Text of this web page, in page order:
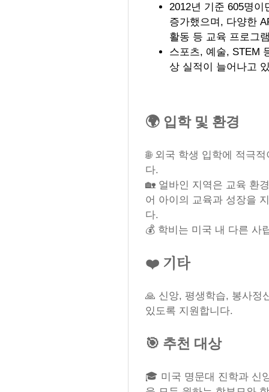
2012년 기준 605명
증가했으며, 다양한
활동 등 교육 프로그
스포츠, 예술, STEM
상 실적이 늘어나고
🌍 입학 및 환경
🌐 외국 학생 입학에 적극
다.
🏡 얼바인 지역은 교육 환
어 아이의 교육과 성장을
다.
💰 학비는 미국 내 다른 사
❤️ 기타
🙏 신앙, 평생학습, 봉사정
있도록 지원합니다.
🎯 추천 대상
🎓 미국 명문대 진학과 신